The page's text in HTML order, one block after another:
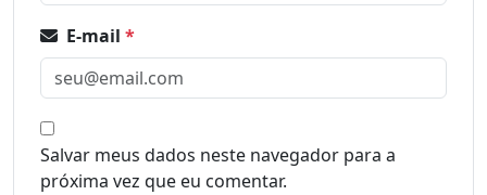
E-mail *
Salvar meus dados neste navegador para a
próxima vez que eu comentar.